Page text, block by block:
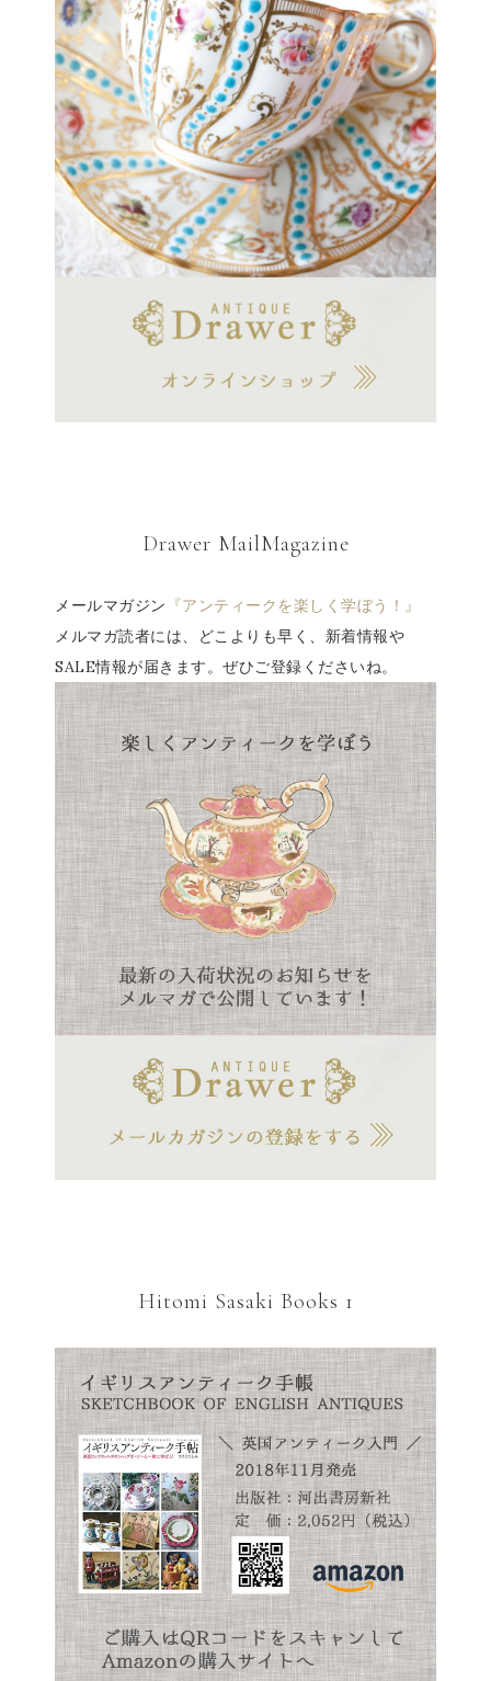
Drawer MailMagazine
メールマガジン 『アンティークを楽しく学ぼう！』
メルマガ読者には、どこよりも早く、新着情報や
SALE情報が届きます。ぜひご登録くださいね。
Hitomi Sasaki Books 1